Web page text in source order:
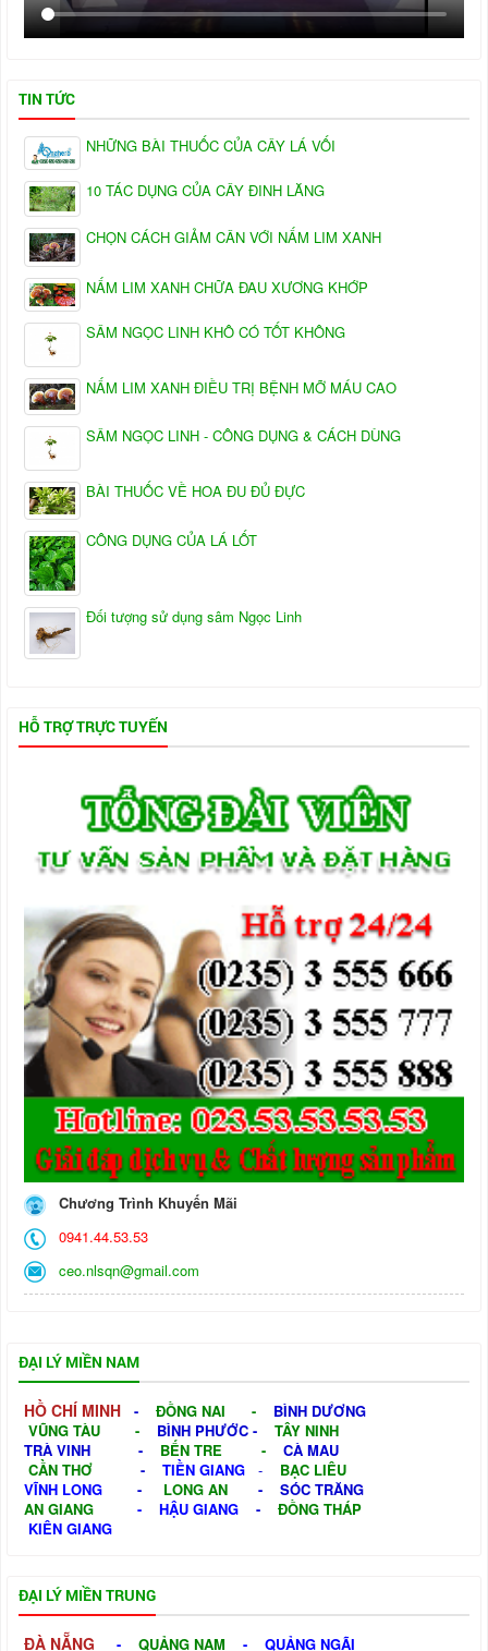
TIN TỨC
NHỮNG BÀI THUỐC CỦA CÂY LÁ VỐI
10 TÁC DỤNG CỦA CÂY ĐINH LĂNG
CHỌN CÁCH GIẢM CÂN VỚI NẤM LIM XANH
NẤM LIM XANH CHỮA ĐAU XƯƠNG KHỚP
SÂM NGỌC LINH KHÔ CÓ TỐT KHÔNG
NẤM LIM XANH ĐIỀU TRỊ BỆNH MỠ MÁU CAO
SÂM NGỌC LINH - CÔNG DỤNG & CÁCH DÙNG
BÀI THUỐC VỀ HOA ĐU ĐỦ ĐỰC
CÔNG DỤNG CỦA LÁ LỐT
Đối tượng sử dụng sâm Ngọc Linh
HỖ TRỢ TRỰC TUYẾN
Chương Trình Khuyến Mãi
0941.44.53.53
ceo.nlsqn@gmail.com
ĐẠI LÝ MIỀN NAM
HỒ CHÍ MINH - ĐỒNG NAI - BÌNH DƯƠNG
VŨNG TÀU - BÌNH PHƯỚC - TÂY NINH
TRÀ VINH - BẾN TRE - CÀ MAU
CẦN THƠ - TIỀN GIANG - BẠC LIÊU
VĨNH LONG
- LONG AN - SÓC TRĂNG
AN GIANG
- HẬU GIANG -
ĐỒNG THÁP
KIÊN GIANG
ĐẠI LÝ MIỀN TRUNG
ĐÀ NẴNG - QUẢNG NAM - QUẢNG NGÃI